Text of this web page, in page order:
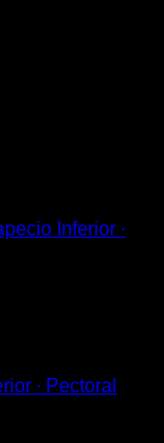
Inferior ∙
∙ Pectoral